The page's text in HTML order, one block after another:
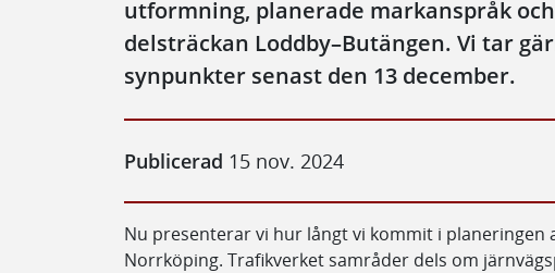
utformning, planerade markanspråk
delsträckan Loddby–Butängen. Vi tar
synpunkter senast den 13 december.
Publicerad 15 nov. 2024
Nu presenterar vi hur långt vi kommit i planeringen
Norrköping. Trafikverket samråder dels om